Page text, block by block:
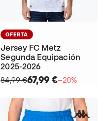
OFERTA
Jersey FC Metz
Segunda Equipación
2025-2026
84,99 €67,99 €−20%